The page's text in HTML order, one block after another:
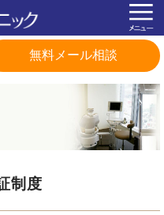
無料メール相談
制度